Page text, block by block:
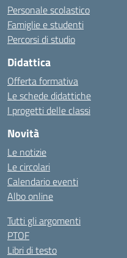
Personale scolastico
Famiglie e studenti
Percorsi di studio
Didattica
Offerta formativa
Le schede didattiche
I progetti delle classi
Novità
Le notizie
Le circolari
Calendario eventi
Albo online
Tutti gli argomenti
PTOF
Libri di testo